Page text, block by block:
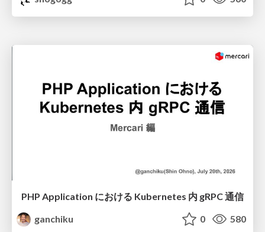
PHP Application における Kubernetes 内 gRPC 通信
ganchiku
0 580